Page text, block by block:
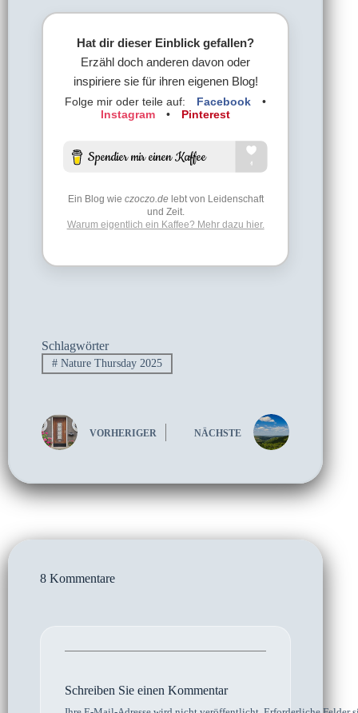
Hat dir dieser Einblick gefallen?
Erzähl doch anderen davon oder
inspiriere sie für ihren eigenen Blog!
Folge mir oder teile auf: Facebook
•
Instagram
• Pinterest
Ein Blog wie czoczo.delebt von Leidenschaft
und Zeit.
Warum eigentlich ein Kaffee? Mehr dazu hier.
Schlagwörter
#Nature Thursday 2025
VORHERIGER NÄCHSTE
8 Kommentare
Schreiben Sie einen Kommentar